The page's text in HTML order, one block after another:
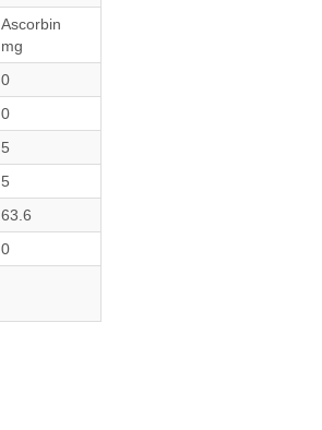
Ascorbin
mg
0
0
5
5
63.6
0